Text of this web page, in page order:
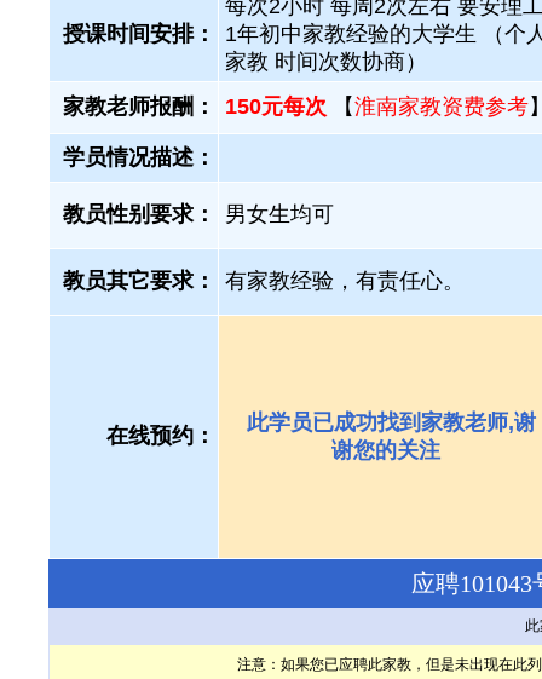
授课时间安排：
每次2小时 每周2次左右 要安理
1年初中家教经验的大学生 （个
家教 时间次数协商）
家教老师报酬：
150元每次 【淮南家教资费参考
学员情况描述：
教员性别要求： 男女生均可
教员其它要求： 有家教经验，有责任心。
在线预约：
此学员已成功找到家教老师,谢
谢您的关注
应聘
注意：如果您已应聘此家教，但是未出现在此